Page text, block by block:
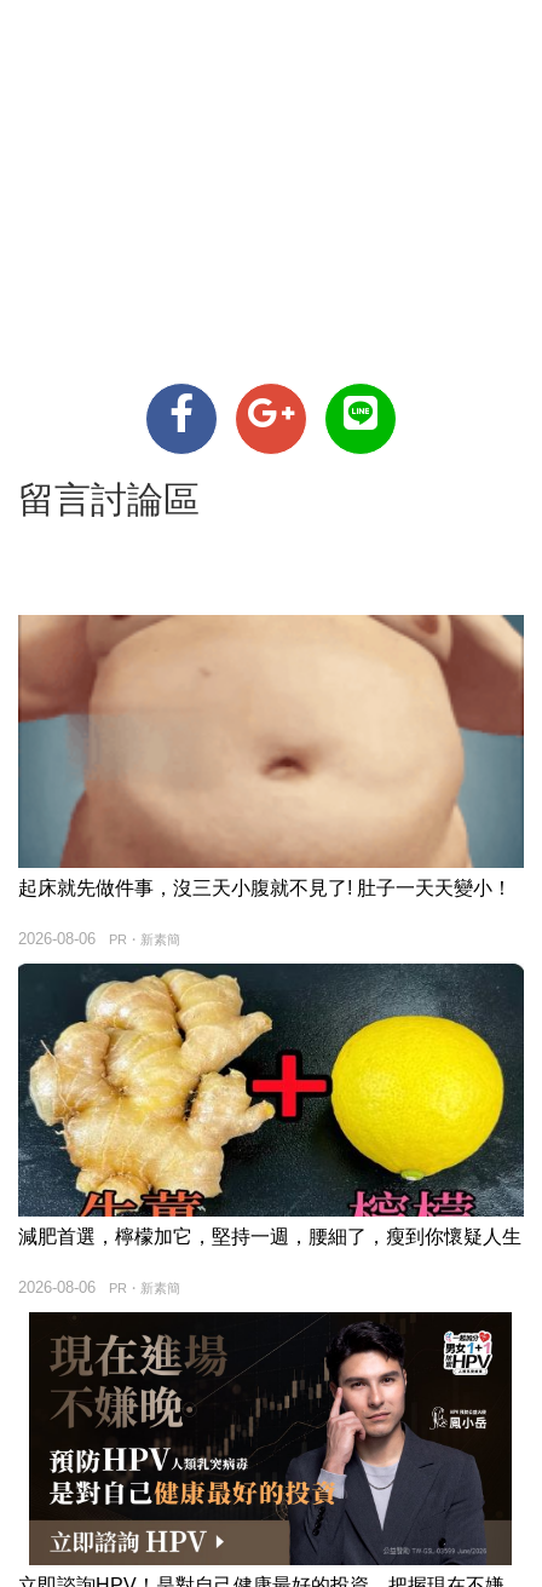
留言討論區
起床就先做件事，沒三天小腹就不見了! 肚子一天天變小！
PR・新素簡
2026-08-06
減肥首選，檸檬加它，堅持一週，腰細了，瘦到你懷疑人生
PR・新素簡
2026-08-06